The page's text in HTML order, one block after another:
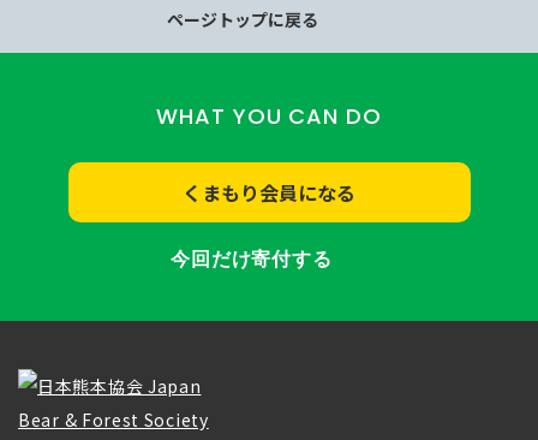
ページトップに戻る
WHAT YOU CAN DO
くまもり会員になる
今回だけ寄付する